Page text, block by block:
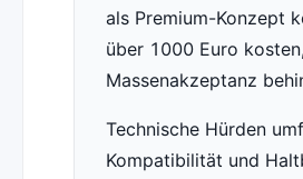
als Premium-Konzept
über 1000 Euro
Massenakzeptanz
Technische Hürden
Kompatibilität und